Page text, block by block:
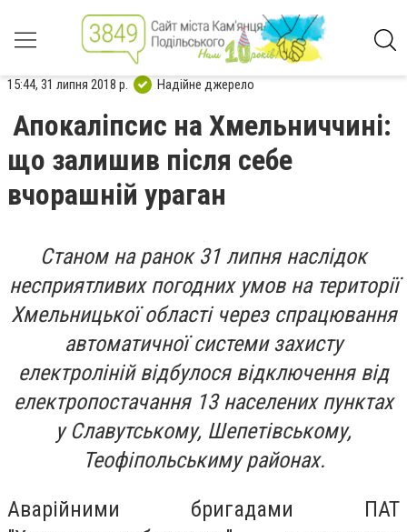
15:44, 31 липня 2018 р. Надійне джерело
Апокаліпсис на Хмельниччині:
що залишив після себе
вчорашній ураган
Станом на ранок 31 липня наслідок
несприятливих погодних умов на території
Хмельницької області через спрацювання
автоматичної системи захисту
електроліній відбулося відключення від
електропостачання 13 населених пунктах
у Славутському, Шепетівському,
Теофіпольськиму районах.
Аварійними бригадами ПАТ